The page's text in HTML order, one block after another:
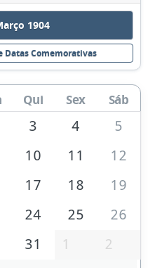
1904
Datas Comemorativas
Qui Sex Sáb
3 4
5
10 11
12
17 18
19
24 25
26
31 1 2